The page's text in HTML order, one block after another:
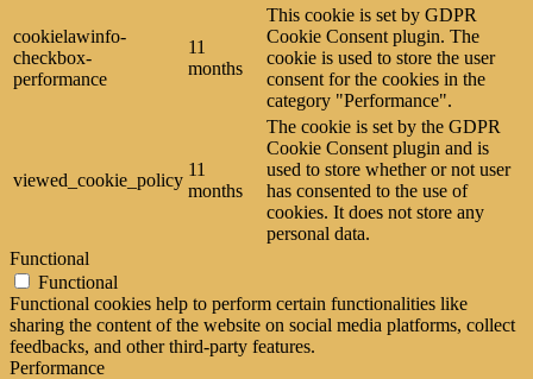
cookielawinfo-
checkbox-
performance
11
months
This cookie is set by GDPR
Cookie Consent plugin. The
cookie is used to store the user
consent for the cookies in the
category "Performance".
viewed_cookie_policy
11
months
The cookie is set by the GDPR
Cookie Consent plugin and is
used to store whether or not user
has consented to the use of
cookies. It does not store any
personal data.
Functional
Functional
Functional cookies help to perform certain functionalities like
sharing the content of the website on social media platforms, collect
feedbacks, and other third-party features.
Performance